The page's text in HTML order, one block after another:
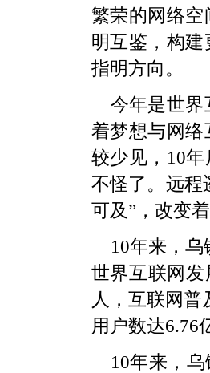
繁荣的网络
明互鉴，构
指明方向。
今年是世界
着梦想与网
较少见，10
不怪了。远程
可及”，改变
10年来，
世界互联网
人，互联网
用户数达6.76
10年来，